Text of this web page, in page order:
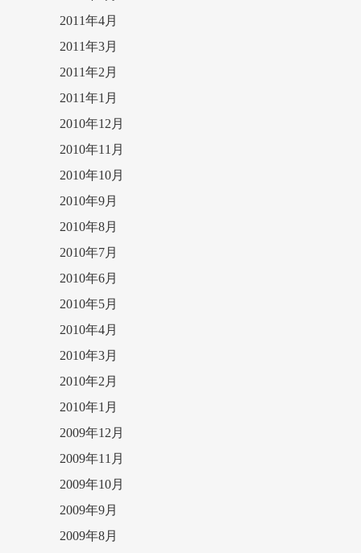
2011年4月
2011年3月
2011年2月
2011年1月
2010年12月
2010年11月
2010年10月
2010年9月
2010年8月
2010年7月
2010年6月
2010年5月
2010年4月
2010年3月
2010年2月
2010年1月
2009年12月
2009年11月
2009年10月
2009年9月
2009年8月